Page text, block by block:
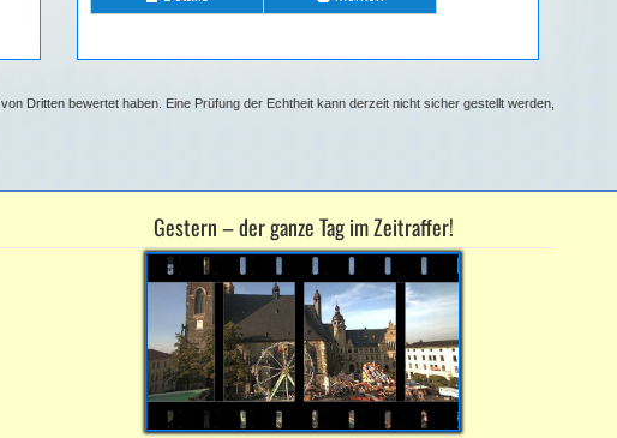
Dritten bewertet haben. Eine Prüfung der Echtheit kann derzeit nicht sicher gestellt werden,
Gestern – der ganze Tag im Zeitraffer!